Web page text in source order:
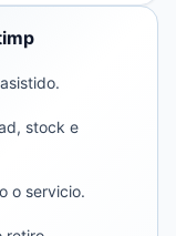
stock e
o servicio.